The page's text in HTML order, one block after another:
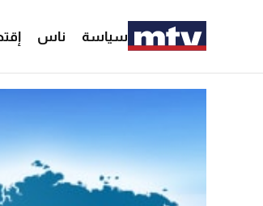
سياسة ناس